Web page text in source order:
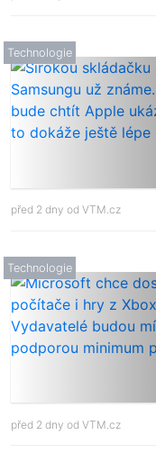
Technologie
před 2 dny od VTM.cz
Technologie
před 2 dny od VTM.cz